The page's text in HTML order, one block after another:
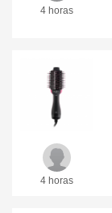
4 horas
4 horas